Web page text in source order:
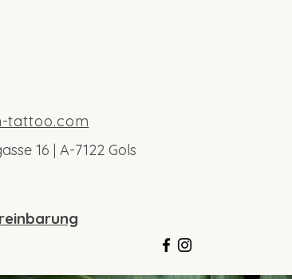
tattoo.com
16 | A-7122 Gols